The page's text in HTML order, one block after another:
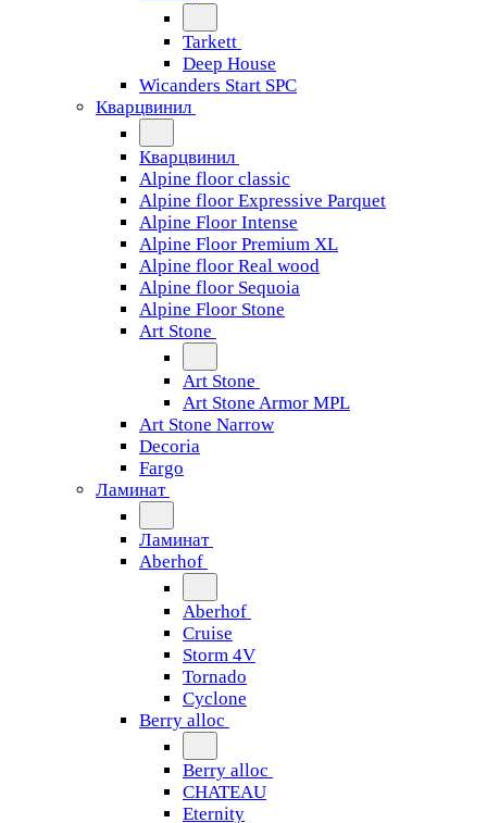
Tarkett
Deep House
Wicanders Start SPC
Кварцвинил
Кварцвинил
Alpine floor classic
Alpine floor Expressive Parquet
Alpine Floor Intense
Alpine Floor Premium XL
Alpine floor Real wood
Alpine floor Sequoia
Alpine Floor Stone
Art Stone
Art Stone
Art Stone Armor MPL
Art Stone Narrow
Decoria
Fargo
Ламинат
Ламинат
Aberhof
Aberhof
Cruise
Storm 4V
Tornado
Сyclone
Berry alloc
Berry alloc
CHATEAU
Eternity